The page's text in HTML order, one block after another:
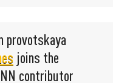
provotskaya
joins the
contributor